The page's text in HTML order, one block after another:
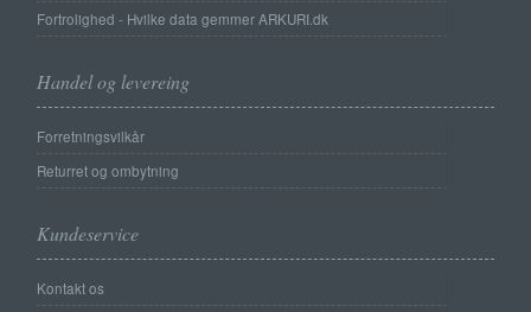
Fortrolighed - Hvilke data gemmer ARKURI.dk
Handel og levereing
Forretningsvilkår
Returret og ombytning
Kundeservice
Kontakt os